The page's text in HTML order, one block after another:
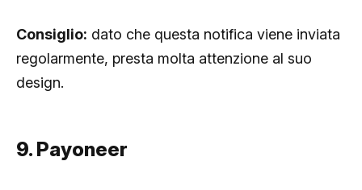
Consiglio: dato che questa notifica viene inviata
regolarmente, presta molta attenzione al suo
design.
9. Payoneer